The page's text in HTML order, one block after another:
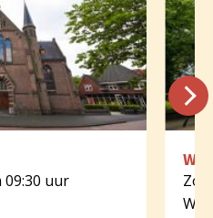
09:30 uur
Zo